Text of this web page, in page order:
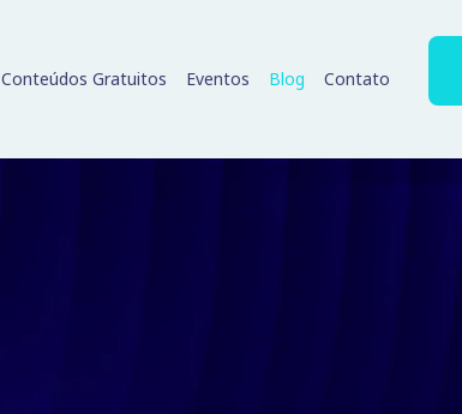
Conteúdos Gratuitos Eventos Blog Contato